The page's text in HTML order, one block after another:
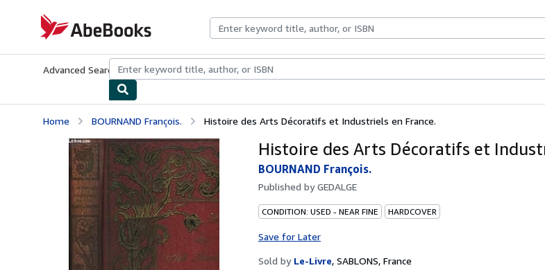
AbeBooks.com
Advanced Search Browse CollectionsRare BooksArt & Collectibles
Home BOURNAND François. Histoire des Arts Décoratifs et Industriels en France.
Histoire des Arts Décoratifs et
BOURNAND François.
Published byGEDALGE
CONDITION: USED - NEAR FINE HARDCOVER
Save for Later
Sold by Le-Livre, SABLONS, France